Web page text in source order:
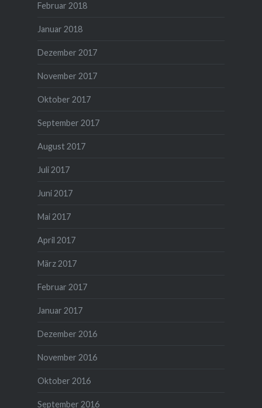
Februar 2018
Januar 2018
Dezember 2017
November 2017
Oktober 2017
September 2017
August 2017
Juli 2017
Juni 2017
Mai 2017
April 2017
März 2017
Februar 2017
Januar 2017
Dezember 2016
November 2016
Oktober 2016
September 2016